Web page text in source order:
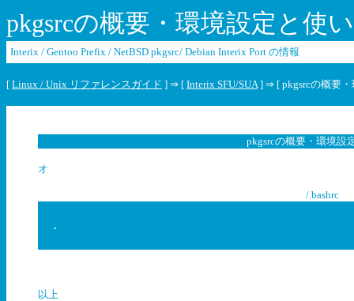
pkgsrcの概要・環境設定と使
Interix / Gentoo Prefix / NetBSD pkgsrc/ Debian Interix Port の情報
[ Linux / Unix リファレンスガイド ] ⇒ [ Interix SFU/SUA] ⇒ [ pkgsrcの概要
pkgsrcの概要・環境設
オ
/.bashrc
.
以上